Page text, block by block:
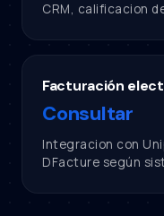
CRM, calificacion
Facturación
Consultar
Integracion con
DFacture según